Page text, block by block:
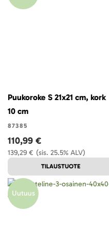
Puukoroke S 21x21 cm, kork
10 cm
87385
(sis. 25.5% ALV)
139,29 €
110,99 €
TILAUSTUOTE
Uutuus